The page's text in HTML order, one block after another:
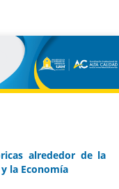
alrededor de la
la Economía